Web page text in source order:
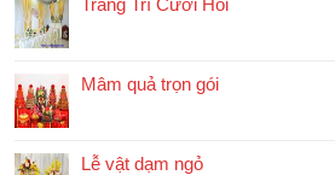
Trang Trí Cưới Hỏi
Mâm quả trọn gói
Lễ vật dạm ngỏ